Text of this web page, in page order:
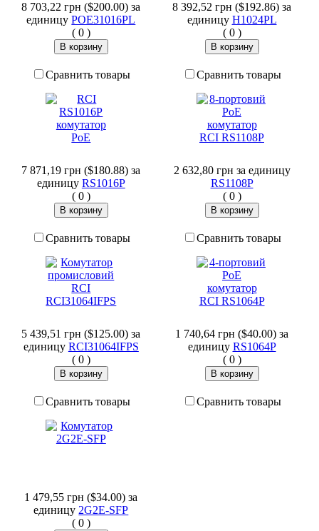
8 703,22 грн ($200.00)за
единицу POE31016PL
(0 )
Сравнить товары
8 392,52 грн ($192.86) за
единицу H1024PL
(0 )
Сравнить товары
7 871,19 грн ($180.88)за
единицу RS1016P
(0 )
Сравнить товары
2 632,80 грн за единицу
RS1108P
(0 )
Сравнить товары
5 439,51 грн ($125.00)за
единицу RCI31064IFPS
(0 )
Сравнить товары
1 740,64 грн ($40.00) за
единицу RS1064P
(0 )
Сравнить товары
1 479,55 грн ($34.00)за
единицу 2G2E-SFP
(0 )